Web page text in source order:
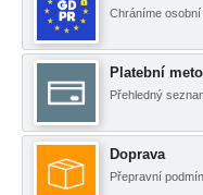
Chráníme osobní
Platební
Přehledný
Doprava
Přepravní